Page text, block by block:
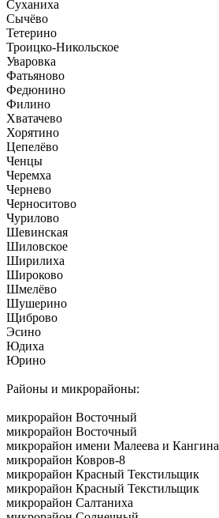
Суханиха
Сычёво
Тетерино
Троицко-Никольское
Уваровка
Фатьяново
Федюнино
Филино
Хватачево
Хорятино
Цепелёво
Ченцы
Черемха
Чернево
Черноситово
Чурилово
Шевинская
Шиловское
Ширилиха
Широково
Шмелёво
Шушерино
Щиброво
Эсино
Юдиха
Юрино
Районы и микрорайоны:
микрорайон Восточный
микрорайон Восточный
микрорайон имени Малеева и Кангина
микрорайон Ковров-8
микрорайон Красный Текстильщик
микрорайон Красный Текстильщик
микрорайон Салтаниха